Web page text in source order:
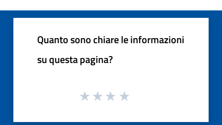
Quanto sono chiare le informazioni
su questa pagina?